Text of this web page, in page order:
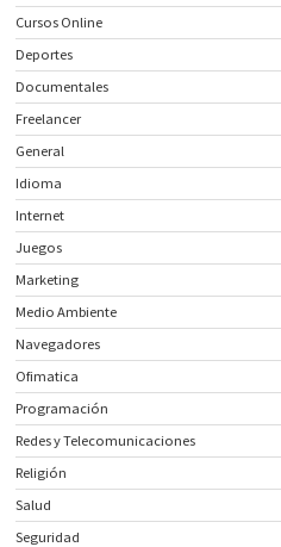
Cursos Online
Deportes
Documentales
Freelancer
General
Idioma
Internet
Juegos
Marketing
Medio Ambiente
Navegadores
Ofimatica
Programación
Redes y Telecomunicaciones
Religión
Salud
Seguridad